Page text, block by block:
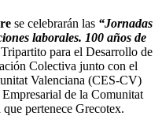
se celebrarán las “Jornadas
laborales. 100 años de
para el Desarrollo de
Colectiva junto con el
Valenciana (CES-CV)
de la Comunitat
pertenece Grecotex.